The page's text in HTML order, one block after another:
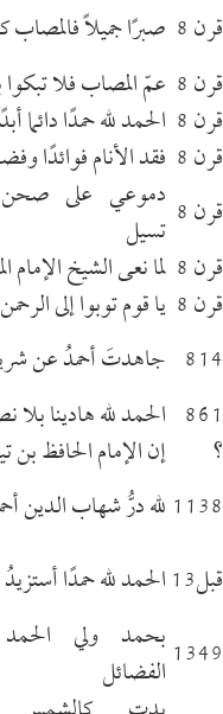
قرن 8
صبرًا جميلاً فالمصاب
قرن 8 عمّ المصاب فلا
قرن 8 الحمد لله حمدًا دائما
قرن 8
فقد الأنام فوائدًا
قرن 8 دموعي على صحن
تسيل
قرن 8 لما نعى الشيخ الإمام
قرن 8 يا قوم توبوا إلى
814 جاهدتَ أحمدُ عن
861 الحمد لله هادينا
؟
إن الإمام الحافظ بن
1138لله درُّ شهاب الدين
قبل13
الحمد لله حمدًا
1349بحمد ولي
الفضائل